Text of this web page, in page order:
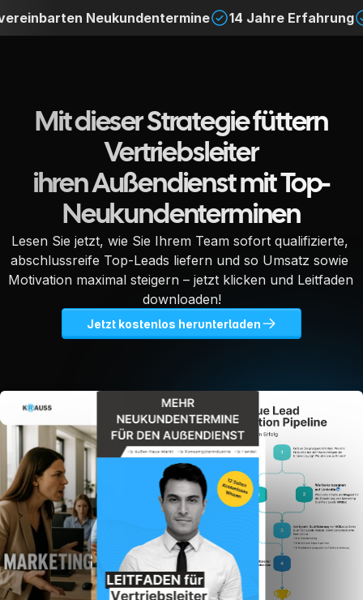
Neukundentermine 14 Jahre Erfahrung
Mit dieser Strategie füttern
Vertriebsleiter
ihren Außendienst mit Top-
Neukundenterminen
Lesen Sie jetzt, wie Sie Ihrem Team sofort qualifizierte,
abschlussreife Top-Leads liefern und so Umsatz sowie
Motivation maximal steigern – jetzt klicken und Leitfaden
downloaden!
Jetzt kostenlos herunterladen